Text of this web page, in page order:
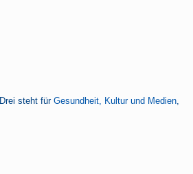
steht für Gesundheit, Kultur und Medien,